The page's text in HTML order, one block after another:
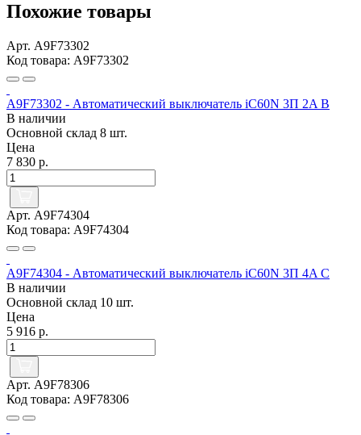
Похожие товары
Арт. A9F73302
Код товара: A9F73302
A9F73302 - Автоматический выключатель iC60N 3П 2A B
В наличии
Основной склад 8 шт.
Цена
7 830 р.
Арт. A9F74304
Код товара: A9F74304
A9F74304 - Автоматический выключатель iC60N 3П 4A C
В наличии
Основной склад 10 шт.
Цена
5 916 р.
Арт. A9F78306
Код товара: A9F78306